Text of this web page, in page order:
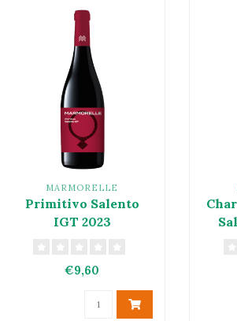
MARMORELLE
Primitivo Salento
IGT 2023
€9,60